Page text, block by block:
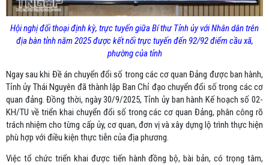
Hội nghị đối thoại định kỳ, trực tuyến giữa Bí thư Tỉnh ủy với Nhân dân trên
địa bàn tỉnh năm 2025 được kết nối trực tuyến đến 92/92 điểm cầu xã,
phường của tỉnh
Ngay sau khi Đề án chuyển đổi số trong các cơ quan Đảng được ban hành,
Tỉnh ủy Thái Nguyên đã thành lập Ban Chỉ đạo chuyển đổi số trong các cơ
quan đảng. Đồng thời, ngày 30/9/2025, Tỉnh ủy ban hành Kế hoạch số 02-
KH/TU về triển khai chuyển đổi số trong các cơ quan Đảng, phân công rõ
trách nhiệm cho từng cấp ủy, cơ quan, đơn vị và xây dựng lộ trình thực hiện
phù hợp với điều kiện thực tiễn của địa phương.
Việc tổ chức triển khai được tiến hành đồng bộ, bài bản, có trọng tâm,